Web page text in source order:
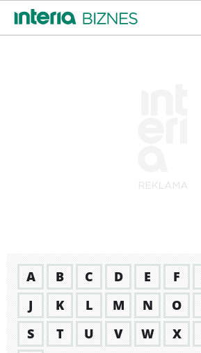
A B C D E F
J
K L M N O
S
T U V W X